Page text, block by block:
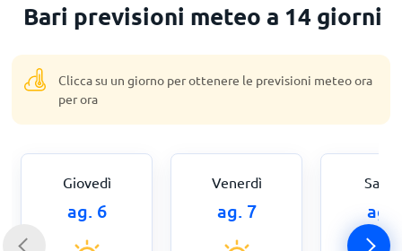
Bari previsioni meteo a 14 giorni
Clicca su un giorno per ottenere le previsioni meteo ora
per ora
Giovedì
ag. 6
Venerdì
ag. 7 ag.